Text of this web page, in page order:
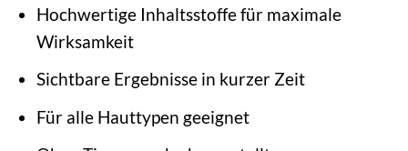
Hochwertige Inhaltsstoffe für maximale
Wirksamkeit
Sichtbare Ergebnisse in kurzer Zeit
Für alle Hauttypen geeignet